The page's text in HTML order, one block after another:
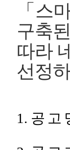
「 스
구축
따라
선정
1. 공 고